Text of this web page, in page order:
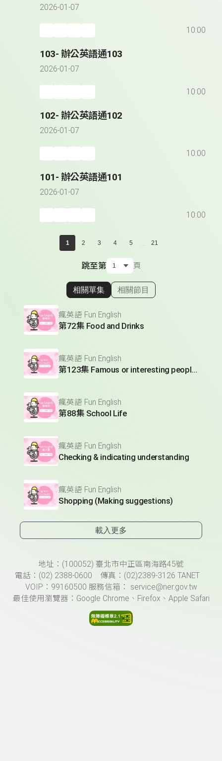
2026-01-07
10:00
103- 辦公英語通103
2026-01-07
10:00
102- 辦公英語通102
2026-01-07
10:00
101- 辦公英語通101
2026-01-07
10:00
1 2 3 4 5 ... 21
跳至第 頁
顯示相關單集
相關單集 相關節目
瘋英語 Fun English
第72集 Food and Drinks
瘋英語 Fun English
第123集 Famous or interesting people (Making compliments)
瘋英語 Fun English
第88集 School Life
瘋英語 Fun English
Checking & indicating understanding
瘋英語 Fun English
Shopping (Making suggestions)
載入更多
頁尾資訊地址：(100052) 臺北市中正區南海路45號
電話：(02) 2388-0600 傳真：(02)2389-3126 TANET
VOIP：99160500 服務信箱： service@ner.gov.tw
最佳使用瀏覽器：Google Chrome、Firefox、Apple Safari